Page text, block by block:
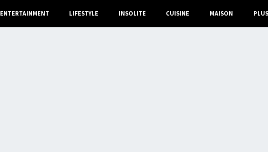
ENTERTAINMENT LIFESTYLE INSOLITE CUISINE MAISON PLUS